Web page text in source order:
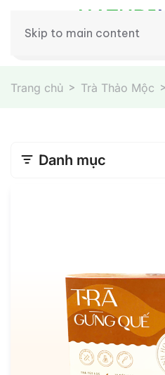
Skip to main content
Trang chủ Trà Thảo Mộc
Danh mục
Phục Hồi Tóc
Trà Thảo Mộc